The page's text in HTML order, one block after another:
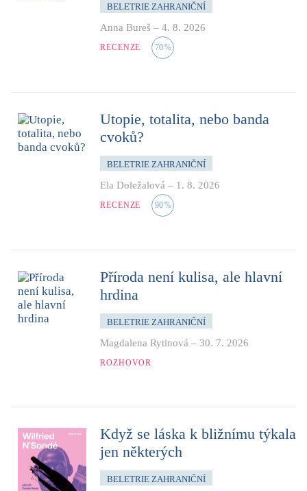
BELETRIE ZAHRANIČNÍ
Anna Bureš – 4. 8. 2026
RECENZE 70%
Utopie, totalita, nebo banda
cvoků?
BELETRIE ZAHRANIČNÍ
Ela Doležalová – 1. 8. 2026
RECENZE 90%
Příroda není kulisa, ale hlavní
hrdina
BELETRIE ZAHRANIČNÍ
Magdalena Rytinová – 30. 7. 2026
ROZHOVOR
Když se láska k bližnímu týkala
jen některých
BELETRIE ZAHRANIČNÍ